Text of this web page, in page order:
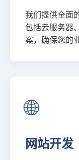
我们提供全面
包括云服务器
案，确保您的
🌐
网站开发